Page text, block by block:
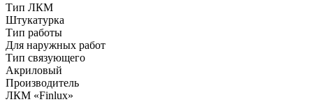
Тип ЛКМ
Штукатурка
Тип работы
Для наружных работ
Тип связующего
Акриловый
Производитель
ЛКМ «Finlux»